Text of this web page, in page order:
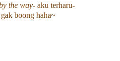
the way- aku terharu-
boong haha~